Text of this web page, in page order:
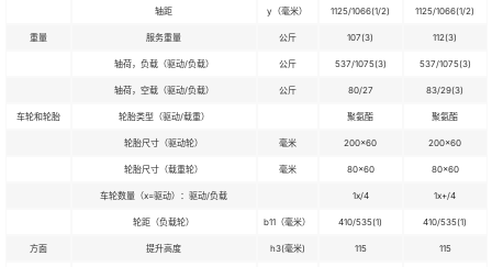
轴距 y（毫米） 1125/1066(1/2) 1125/1066(1/2)
重量 服务重量 公斤 107(3) 112(3)
轴荷，负载（驱动/负载） 公斤 537/1075(3) 537/1075(3)
轴荷，空载（驱动/负载） 公斤 80/27 83/29(3)
车轮和轮胎 轮胎类型（驱动/载重） 聚氨酯 聚氨酯
轮胎尺寸（驱动轮） 毫米 200×60 200×60
轮胎尺寸（载重轮） 毫米 80×60 80×60
车轮数量（x=驱动）：驱动/负载 1x/4 1x+/4
轮距（负载轮） b11（毫米） 410/535(1) 410/535(1)
方面 提升高度 h3(毫米) 115 115